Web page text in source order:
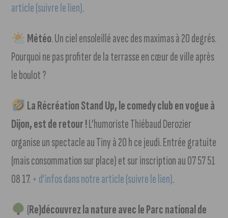
article (suivre le lien).
Météo. Un ciel ensoleillé avec des maximas à 20 degrés.
Pourquoi ne pas profiter de la terrasse en cœur de ville après
le boulot ?
La Récréation Stand Up, le comedy club en vogue à
Dijon, est de retour !L’humoriste Thiébaud Derozier
organise un spectacle au Tiny à 20 h ce jeudi. Entrée gratuite
(mais consommation sur place) et sur inscription au 07 57 51
08 17.+ d’infos dans notre article (suivre le lien).
(Re)découvrez la nature avec le Parc national de